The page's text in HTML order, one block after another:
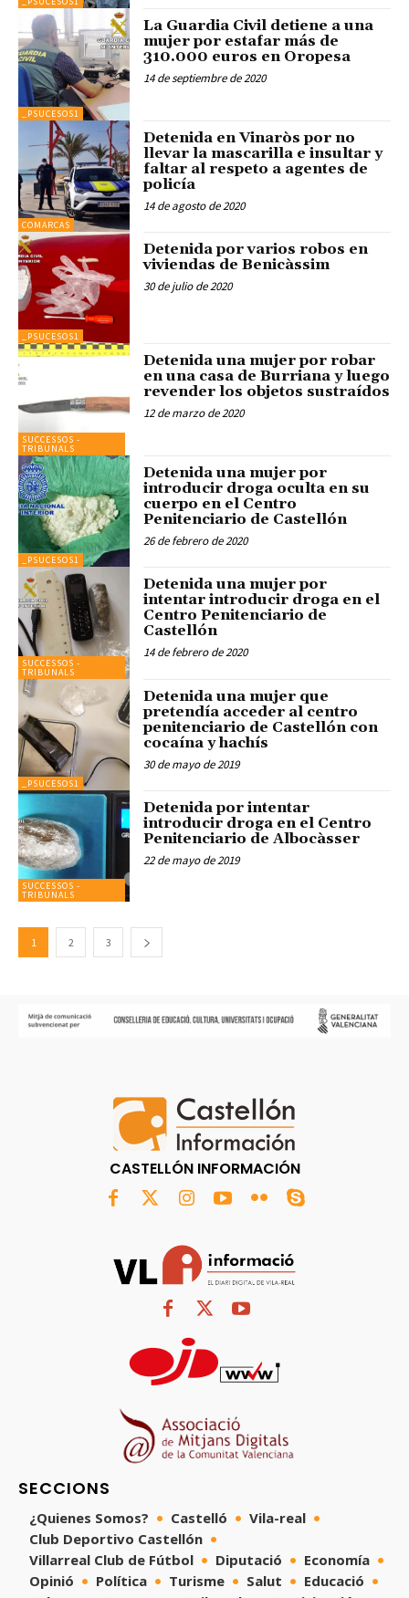
_PSUCESOS1
La Guardia Civil detiene a una
mujer por estafar más de
310.000 euros en Oropesa
14 de septiembre de 2020
COMARCAS
Detenida en Vinaròs por no
llevar la mascarilla e insultar y
faltar al respeto a agentes de
policía
14 de agosto de 2020
_PSUCESOS1
Detenida por varios robos en
viviendas de Benicàssim
30 de julio de 2020
SUCCESSOS -
TRIBUNALS
Detenida una mujer por robar
en una casa de Burriana y luego
revender los objetos sustraídos
12 de marzo de 2020
_PSUCESOS1
Detenida una mujer por
introducir droga oculta en su
cuerpo en el Centro
Penitenciario de Castellón
26 de febrero de 2020
SUCCESSOS -
TRIBUNALS
Detenida una mujer por
intentar introducir droga en el
Centro Penitenciario de
Castellón
14 de febrero de 2020
_PSUCESOS1
Detenida una mujer que
pretendía acceder al centro
penitenciario de Castellón con
cocaína y hachís
30 de mayo de 2019
SUCCESSOS -
TRIBUNALS
Detenida por intentar
introducir droga en el Centro
Penitenciario de Albocàsser
22 de mayo de 2019
1 2 3
CASTELLÓN INFORMACIÓN
SECCIONS
¿Quienes Somos? Castelló
Vila-real
Club Deportivo Castellón
Villarreal Club de Fútbol
Diputació
Economía
Opinió
Política Turisme Salut
Educació